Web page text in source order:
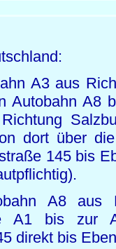
A3 aus
Autobahn A8
dort über
145 bis
A8 aus
A1 bis zur
direkt bis